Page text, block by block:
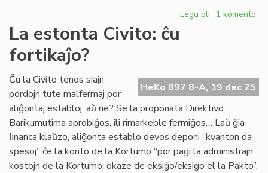
Legu pli pri
la
4a
Virtuala
Kongreso
1 komento
La estonta Civito: ĉu
fortikaĵo?
HeKo 897 8-A, 19 dec 25
Ĉu la Civito tenos siajn
pordojn tute malfermaj por
aliĝontaj establoj, aŭ ne? Se la proponata Direktivo
Barikumutima aprobiĝos, ili rimarkeble fermiĝos… Laŭ ĝia
ﬁnanca klaŭzo, aliĝonta establo devos deponi “kvanton da
spesoj” ĉe la konto de la Kortumo “por pagi la administrajn
kostojn de la Kortumo, okaze de eksiĝo/eksigo el la Pakto”.